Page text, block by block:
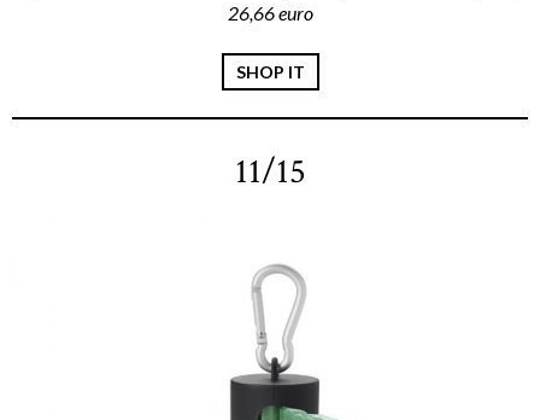
26,66 euro
SHOP IT
11/15